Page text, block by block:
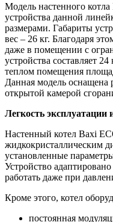
Модель настенного
устройства данной
размерами. Габариты
вес – 26 кг. Благодаря
даже в помещении с
устройства составляет
теплом помещения
Данная модель оснащена
открытой камерой
Легкость эксплуатации
Настенный котел Baxi
жидкокристаллическим
установленные
Устройство
работать даже при
Кроме этого, котел
постоянная